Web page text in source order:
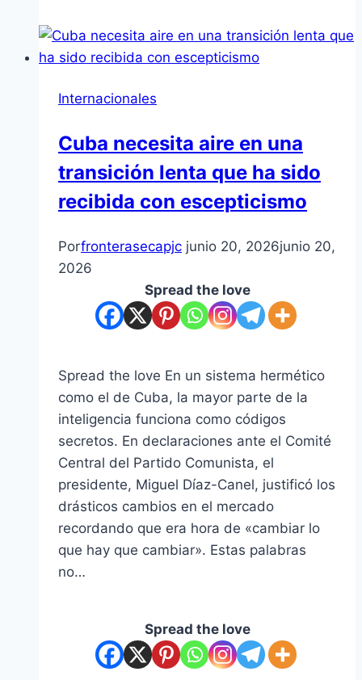
Internacionales
Cuba necesita aire en una
transición lenta que ha sido
recibida con escepticismo
Porfronterasecapjc junio 20, 2026junio 20,
2026
Spread the love
Spread the love En un sistema hermético
como el de Cuba, la mayor parte de la
inteligencia funciona como códigos
secretos. En declaraciones ante el Comité
Central del Partido Comunista, el
presidente, Miguel Díaz-Canel, justificó los
drásticos cambios en el mercado
recordando que era hora de «cambiar lo
que hay que cambiar». Estas palabras
no…
Spread the love